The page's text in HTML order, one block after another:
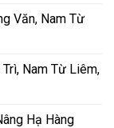
Văn, Nam Từ
Nam Từ Liêm,
Hạ Hàng